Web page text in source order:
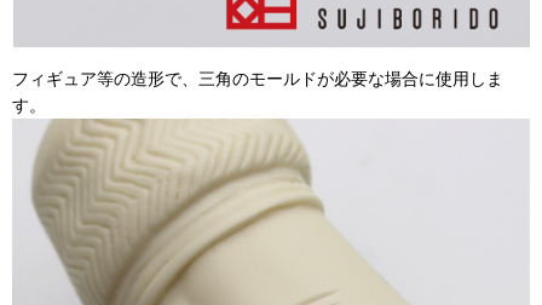
フィギュア等の造形で、三角のモールドが必要な場合に使用しま
す。